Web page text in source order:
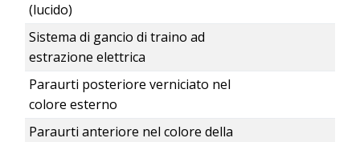
(lucido)
Sistema di gancio di traino ad
estrazione elettrica
Paraurti posteriore verniciato nel
colore esterno
Paraurti anteriore nel colore della